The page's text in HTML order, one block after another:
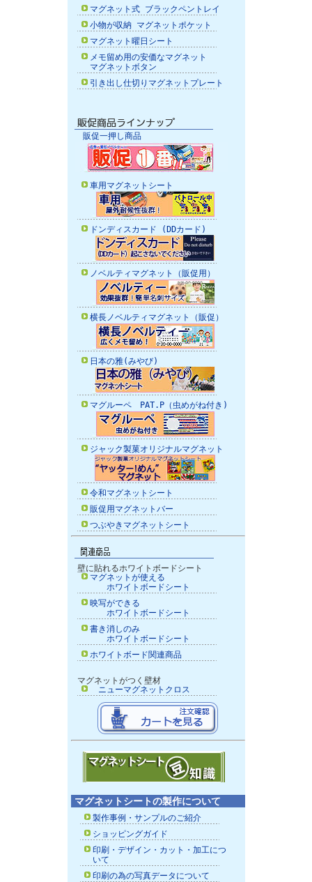
マグネット式 ブラックペントレイ
小物が収納 マグネットポケット
マグネット曜日シート
メモ留め用の安価なマグネット
マグネットボタン
引き出し仕切りマグネットプレート
販促一押し商品
車用マグネットシート
ドンディスカード (DDカード)
ノベルティマグネット（販促用）
横長ノベルティマグネット（販促）
日本の雅(みやび)
マグルーペ PAT.P（虫めがね付き)
ジャック製菓オリジナルマグネット
令和マグネットシート
販促用マグネットバー
つぶやきマグネットシート
壁に貼れるホワイトボードシート
マグネットが使える
ホワイトボードシート
映写ができる
ホワイトボードシート
書き消しのみ
ホワイトボードシート
ホワイトボード関連商品
マグネットがつく壁材
ニューマグネットクロス
マグネットシートの製作について
製作事例・サンプルのご紹介
ショッピングガイド
印刷・デザイン・カット・加工につ
いて
印刷の為の写真データについて